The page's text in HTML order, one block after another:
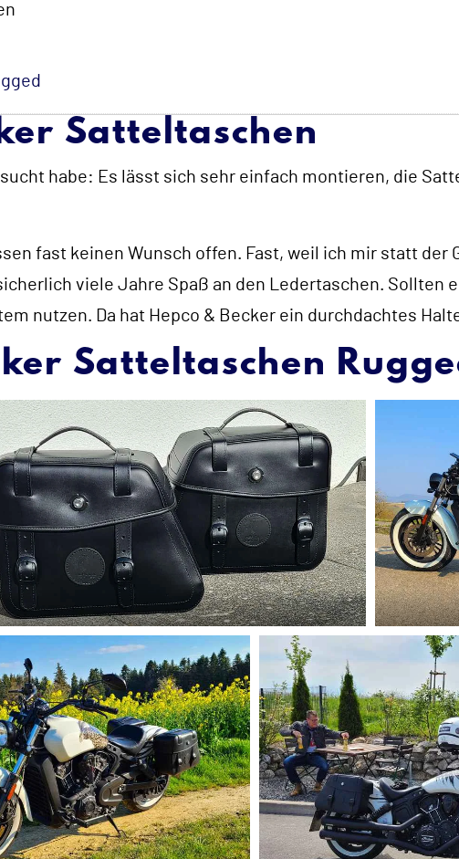
Satteltaschen
habe: Es lässt sich sehr einfach montieren, die
fast keinen Wunsch offen. Fast, weil ich mir statt
viele Jahre Spaß an den Ledertaschen. Sollten
nutzen. Da hat Hepco & Becker ein durchdachtes
Satteltaschen